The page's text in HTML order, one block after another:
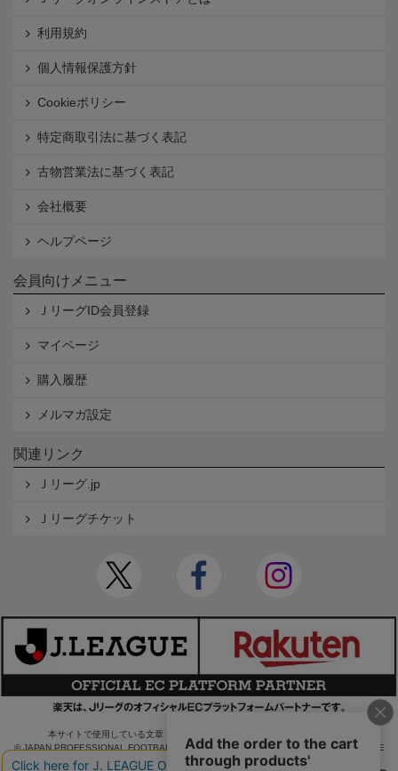
利用規約
個人情報保護方針
Cookieポリシー
特定商取引法に基づく表記
古物営業法に基づく表記
会社概要
ヘルプページ
会員向けメニュー
ＪリーグID会員登録
マイページ
購入履歴
メルマガ設定
関連リンク
Ｊリーグ.jp
Ｊリーグチケット
本サイトで使用している文章・画像等の無断での複製・転載を禁止します。
© JAPAN PROFESSIONAL FOOTBALL LEAGUE Rakuten Group, Inc. ALL RIGHTS RE
SERVED.